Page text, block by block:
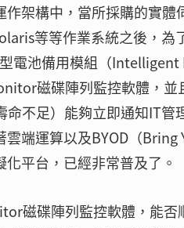
架構中，當所採購的實
等等作業系統之後，為
型電池備用模組（
磁碟陣列監控軟體，
不足）能夠立即通知IT管
雲端運算以及BYOD（
平台，已經非常普及了。
磁碟陣列監控軟體，能